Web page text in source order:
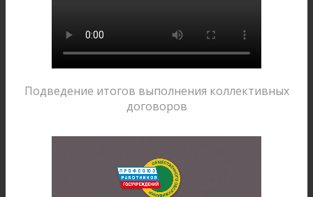
Подведение итогов выполнения коллективных
договоров